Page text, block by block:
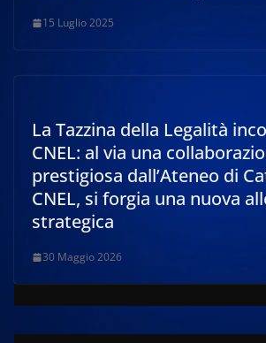
15 Luglio 2025
La Tazzina della Legalità
CNEL: al via una
prestigiosa dall’Ateneo di
CNEL, si forgia una nuova
strategica
30 Maggio 2026